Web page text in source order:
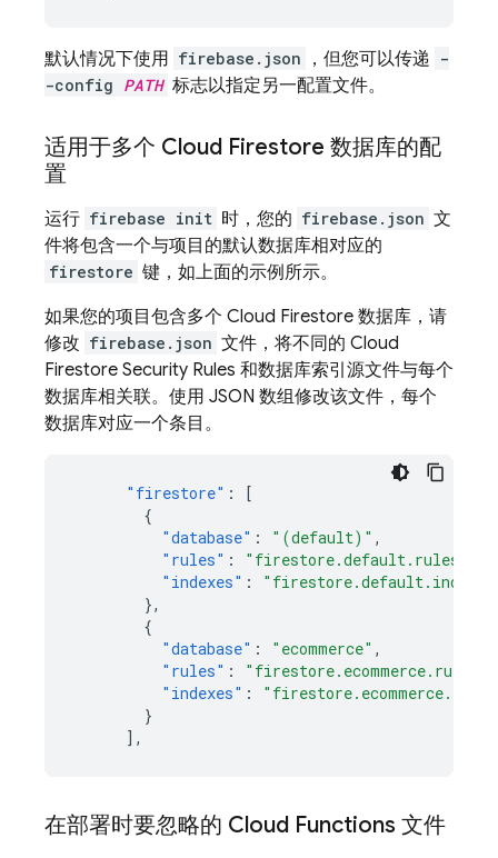
默认情况下使用 firebase.json ，但您可以传递 -
-config PATH 标志以指定另一配置文件。
适用于多个 Cloud Firestore 数据库的配
置
运行 firebase init 时，您的 firebase.json 文
件将包含一个与项目的默认数据库相对应的
firestore 键，如上面的示例所示。
如果您的项目包含多个 Cloud Firestore 数据库，请
修改 firebase.json 文件，将不同的 Cloud
Firestore Security Rules 和数据库索引源文件与每个
数据库相关联。使用 JSON 数组修改该文件，每个
数据库对应一个条目。
"firestore" :
[
{
"database" : "(default)" ,
"rules" : "firestore.default.rules"
"indexes" :
},
{
"database" : "ecommerce" ,
"rules" : "firestore.ecommerce.rules"
"indexes" :
}
],
在部署时要忽略的 Cloud Functions 文件